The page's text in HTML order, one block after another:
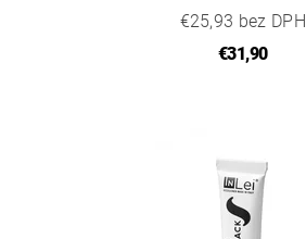
€25,93 bez DPH
€31,90